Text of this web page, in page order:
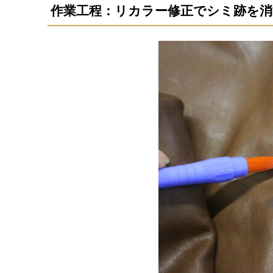
作業工程：リカラー修正でシミ跡を